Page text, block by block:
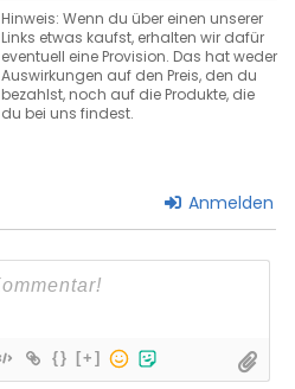
Hinweis: Wenn du über einen unserer
Links etwas kaufst, erhalten wir dafür
eventuell eine Provision. Das hat weder
Auswirkungen auf den Preis, den du
bezahlst, noch auf die Produkte, die
du bei uns findest.
Anmelden
{} [+]